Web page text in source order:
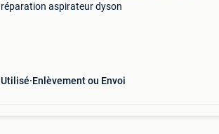
réparation aspirateur dyson
Utilisé Enlèvement ou Envoi